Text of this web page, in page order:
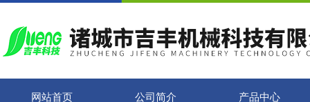
网站首页 公司简介 产品中心